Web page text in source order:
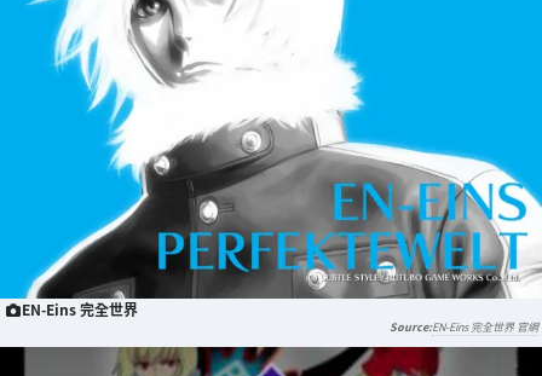
EN-Eins 完全世界
EN-Eins 完全世界 官網